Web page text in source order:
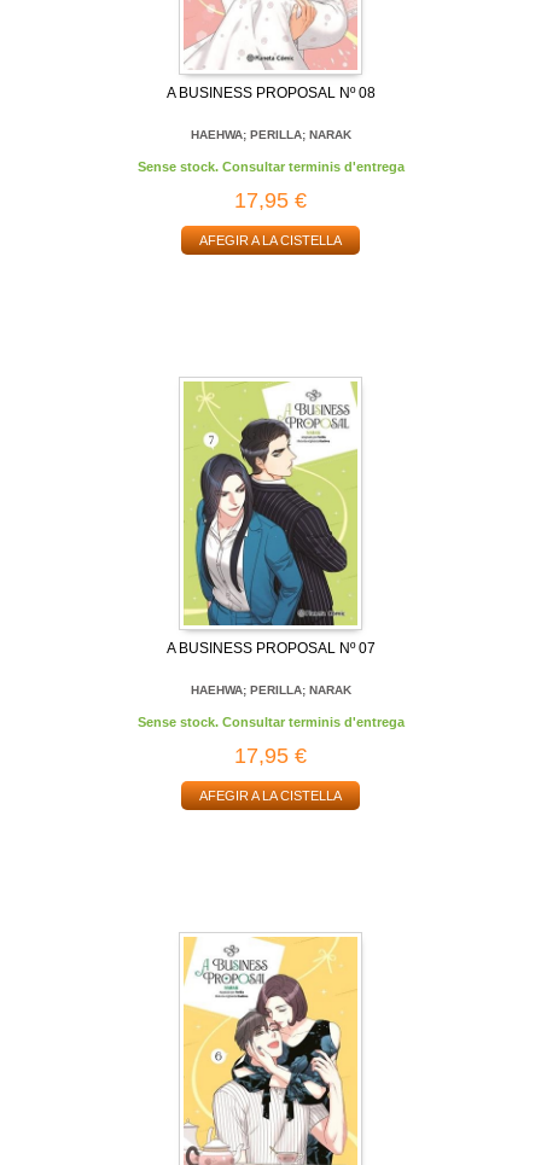
A BUSINESS PROPOSAL Nº 08
HAEHWA; PERILLA; NARAK
Sense stock. Consultar terminis d'entrega
17,95 €
AFEGIR A LA CISTELLA
A BUSINESS PROPOSAL Nº 07
HAEHWA; PERILLA; NARAK
Sense stock. Consultar terminis d'entrega
17,95 €
AFEGIR A LA CISTELLA